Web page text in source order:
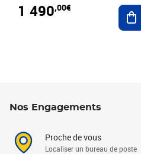
1 490,00€
Nos Engagements
Proche de vous
Localiser un bureau de poste